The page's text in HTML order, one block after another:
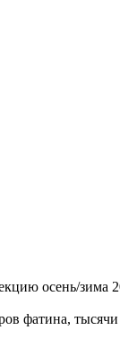
осень/зима
фатина,